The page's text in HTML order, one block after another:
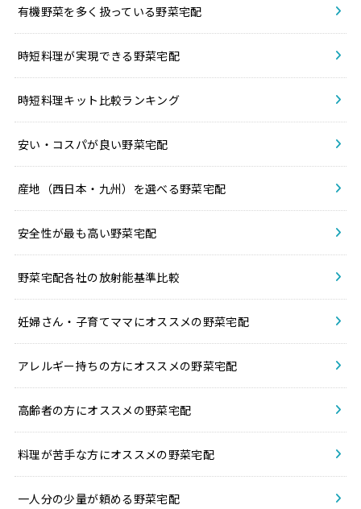
有機野菜を多く扱っている野菜宅配
時短料理が実現できる野菜宅配
時短料理キット比較ランキング
安い・コスパが良い野菜宅配
産地（西日本・九州）を選べる野菜宅配
安全性が最も高い野菜宅配
野菜宅配各社の放射能基準比較
妊婦さん・子育てママにオススメの野菜宅配
アレルギー持ちの方にオススメの野菜宅配
高齢者の方にオススメの野菜宅配
料理が苦手な方にオススメの野菜宅配
一人分の少量が頼める野菜宅配